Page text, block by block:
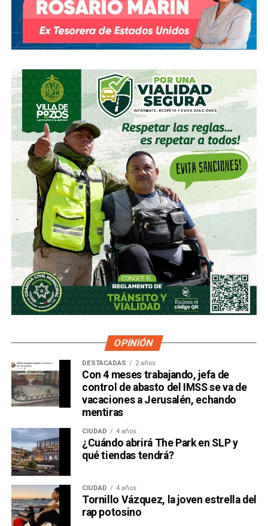
OPINIÓN
DESTACADAS 2 años
Con 4 meses trabajando, jefa de
control de abasto del IMSS se va de
vacaciones a Jerusalén, echando
mentiras
CIUDAD 4 años
¿Cuándo abrirá The Park en SLP y
qué tiendas tendrá?
CIUDAD 4 años
Tornillo Vázquez, la joven estrella del
rap potosino